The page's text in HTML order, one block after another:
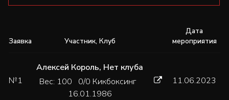
Заявка Участник, Клуб
Дата
мероприятия
№1
Алексей Король, Нет клуба
Вес: 100 0/0 Кикбоксинг
16.01.1986
11.06.2023